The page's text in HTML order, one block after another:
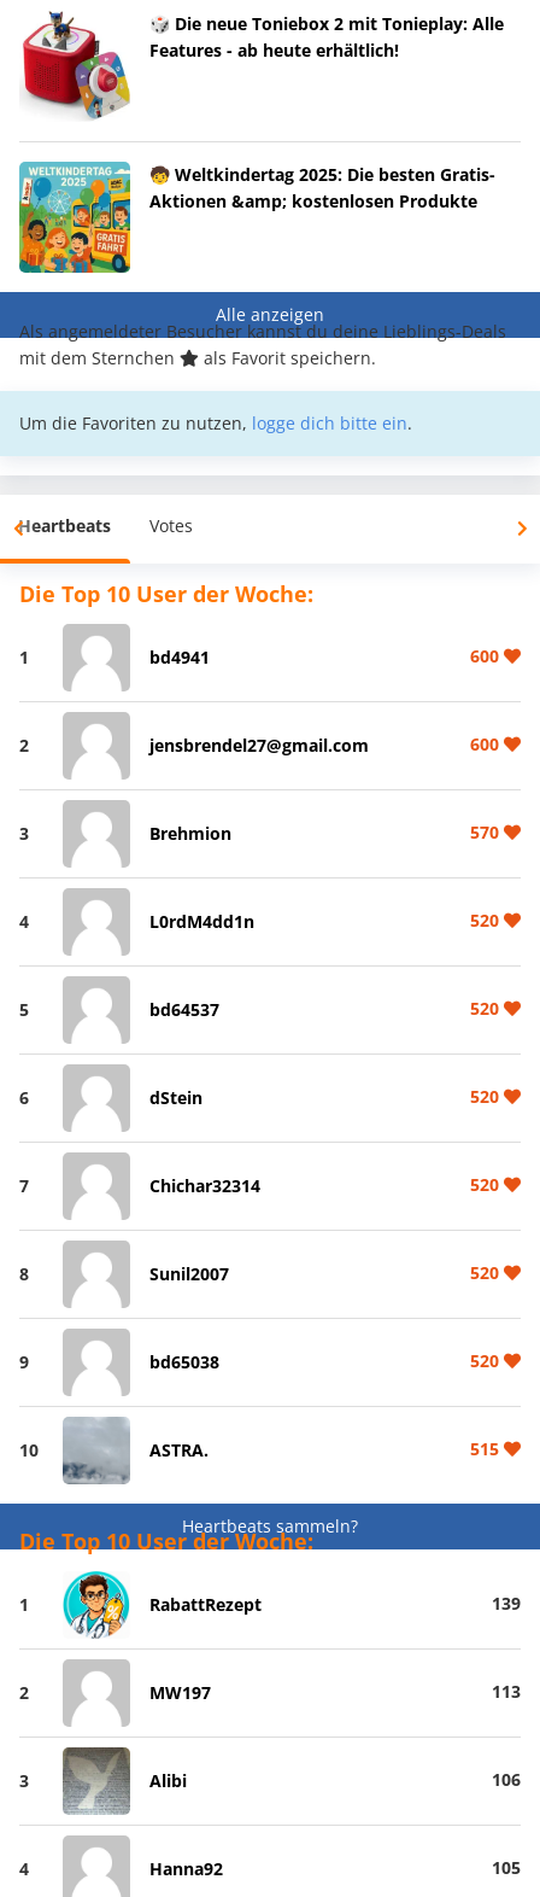
🎲 Die neue Toniebox 2 mit Tonieplay: Alle
Features - ab heute erhältlich!
🧒 Weltkindertag 2025: Die besten Gratis-
Aktionen &amp; kostenlosen Produkte
Alle anzeigen
Als angemeldeter Besucher kannst du deine Lieblings-Deals
mit dem Sternchen
als Favorit speichern.
Um die Favoriten zu nutzen, logge dich bitte ein.
Heartbeats Votes
Die Top 10 User der Woche:
1 bd4941 600
2 jensbrendel27@gmail.com 600
3 Brehmion 570
4 L0rdM4dd1n 520
5 bd64537 520
6 dStein 520
7 Chichar32314 520
8 Sunil2007 520
9 bd65038 520
10 ASTRA. 515
Heartbeats sammeln?
Die Top 10 User der Woche:
1 RabattRezept 139
2 MW197 113
3 Alibi 106
4 Hanna92 105